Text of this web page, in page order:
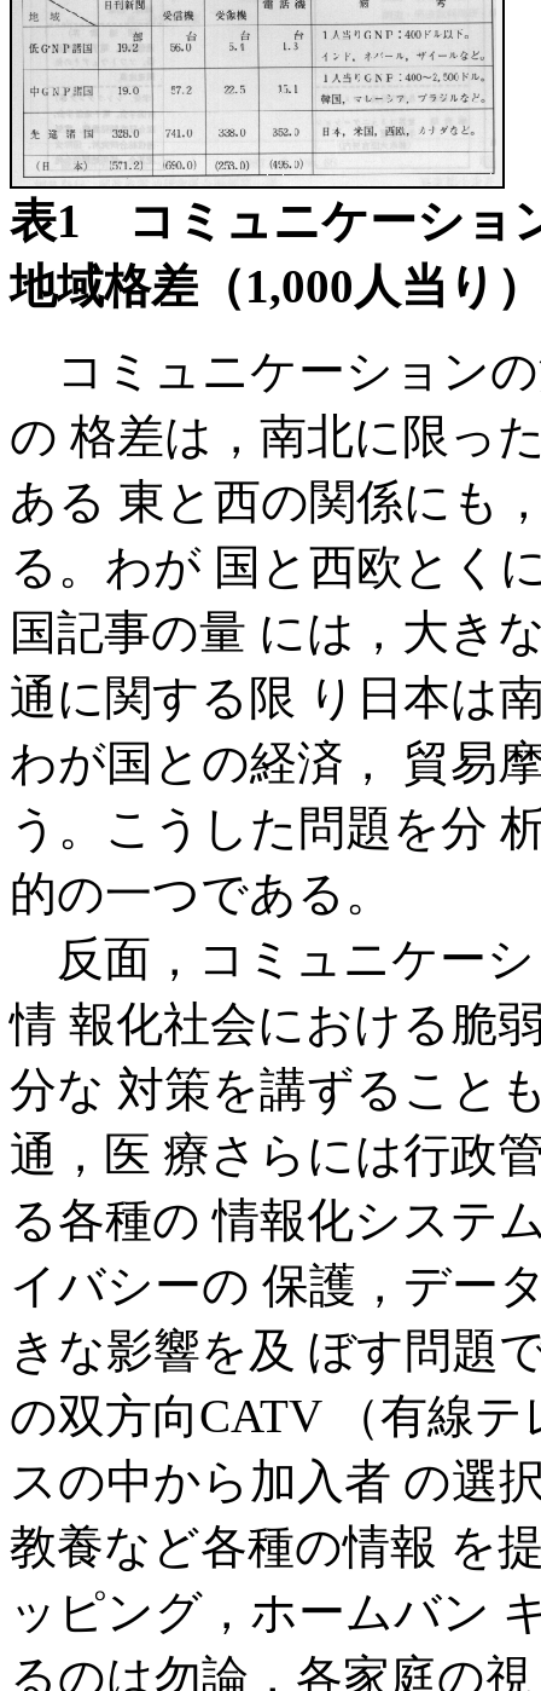
表1 コミュニケーショ
地域格差（1,000人当り
コミュニケーション
の 格差は，南北に限っ
ある 東と西の関係にも
る。わが 国と西欧とく
国記事の量 には，大き
通に関する限 り日本は
わが国との経済， 貿易
う。こうした問題を分
的の一つである。
反面，コミュニケー
情 報化社会における脆
分な 対策を講ずること
通，医 療さらには行政
る各種の 情報化システ
イバシーの 保護，デー
きな影響を及 ぼす問題
の双方向CATV （有線
スの中から加入者 の選
教養など各種の情報 を
ッピング，ホームバン
るのは勿論，各家庭の